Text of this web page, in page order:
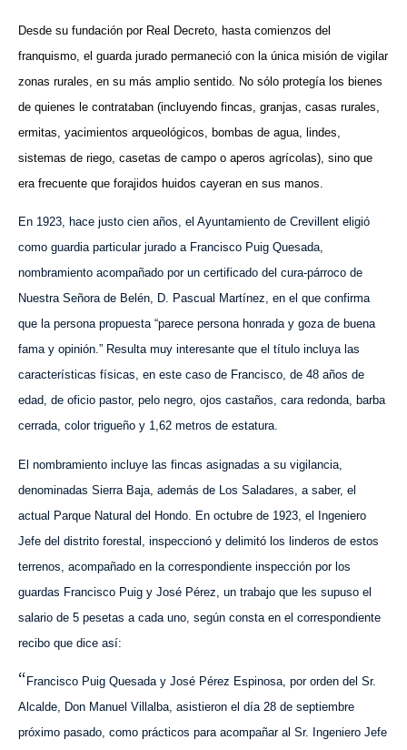
Desde su fundación por Real Decreto, hasta comienzos del
franquismo, el guarda jurado permaneció con la única misión de vigilar
zonas rurales, en su más amplio sentido. No sólo protegía los bienes
de quienes le contrataban (incluyendo fincas, granjas, casas rurales,
ermitas, yacimientos arqueológicos, bombas de agua, lindes,
sistemas de riego, casetas de campo o aperos agrícolas), sino que
era frecuente que forajidos huidos cayeran en sus manos.
En 1923, hace justo cien años, el Ayuntamiento de Crevillent eligió
como guardia particular jurado a Francisco Puig Quesada,
nombramiento acompañado por un certificado del cura-párroco de
Nuestra Señora de Belén, D. Pascual Martínez, en el que confirma
que la persona propuesta “parece persona honrada y goza de buena
fama y opinión.” Resulta muy interesante que el título incluya las
características físicas, en este caso de Francisco, de 48 años de
edad, de oficio pastor, pelo negro, ojos castaños, cara redonda, barba
cerrada, color trigueño y 1,62 metros de estatura.
El nombramiento incluye las fincas asignadas a su vigilancia,
denominadas Sierra Baja, además de Los Saladares, a saber, el
actual Parque Natural del Hondo. En octubre de 1923, el Ingeniero
Jefe del distrito forestal, inspeccionó y delimitó los linderos de estos
terrenos, acompañado en la correspondiente inspección por los
guardas Francisco Puig y José Pérez, un trabajo que les supuso el
salario de 5 pesetas a cada uno, según consta en el correspondiente
recibo que dice así:
“ Francisco Puig Quesada y José Pérez Espinosa, por orden del Sr.
Alcalde, Don Manuel Villalba, asistieron el día 28 de septiembre
próximo pasado, como prácticos para acompañar al Sr. Ingeniero Jefe